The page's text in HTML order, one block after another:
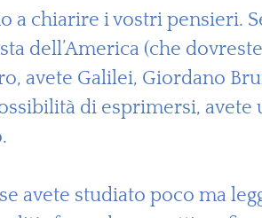
a chiarire i vostri pensieri.
dell’America (che
avete Galilei, Giordano
di esprimersi, avete
avete studiato poco ma